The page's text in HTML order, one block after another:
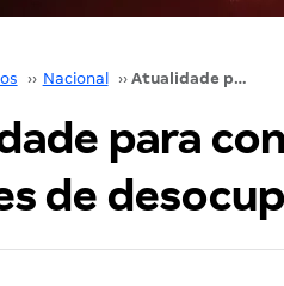
›› Nacional ›› Atualidade para concursos: Brasil já tem 9 milhões de desocupados, diz IBGE!
para
de